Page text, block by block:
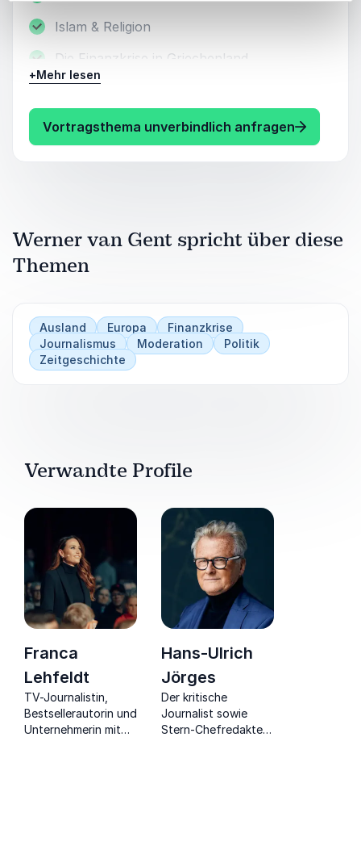
Islam & Religion
Die Finanzkrise in Griechenland
Moderation verschiedener Veranstaltungen
Weitere Vortragsthemen auf Anfrage!
+Mehr lesen
Vortragsthema unverbindlich anfragen: Werner
Werner van Gent spricht über diese
Themen
Ausland Europa
Finanzkrise
Journalismus
Moderation
Politik
Zeitgeschichte
Verwandte Profile
Franca
Lehfeldt
TV-Journalistin,
Bestsellerautorin und
Unternehmerin mit
Hans-Ulrich
Jörges
Der kritische
Journalist sowie
Stern-Chefredakteur